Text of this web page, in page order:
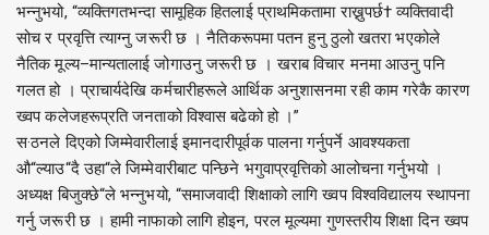
भन्नुभयो, “व्यक्तिगतभन्दा सामूहिक हितलाई प्राथमिकतामा राख्नुपर्छ† व्यक्तिवादी
सोच र प्रवृत्ति त्याग्नु जरूरी छ । नैतिकरूपमा पतन हुनु ठुलो खतरा भएकोले
नैतिक मूल्य–मान्यतालाई जोगाउनु जरूरी छ । खराब विचार मनमा आउनु पनि
गलत हो । प्राचार्यदेखि कर्मचारीहरूले आर्थिक अनुशासनमा रही काम गरेकै कारण
ख्वप कलेजहरूप्रति जनताको विश्वास बढेको हो ।”
स·ठनले दिएको जिम्मेवारीलाई इमानदारीपूर्वक पालना गर्नुपर्ने आवश्यकता
औ“ल्याउ“दै उहा“ले जिम्मेवारीबाट पन्छिने भगुवाप्रवृत्तिको आलोचना गर्नुभयो ।
अध्यक्ष बिजुक्छे“ले भन्नुभयो, “समाजवादी शिक्षाको लागि ख्वप विश्वविद्यालय स्थापना
गर्नु जरूरी छ । हामी नाफाको लागि होइन, परल मूल्यमा गुणस्तरीय शिक्षा दिन ख्वप